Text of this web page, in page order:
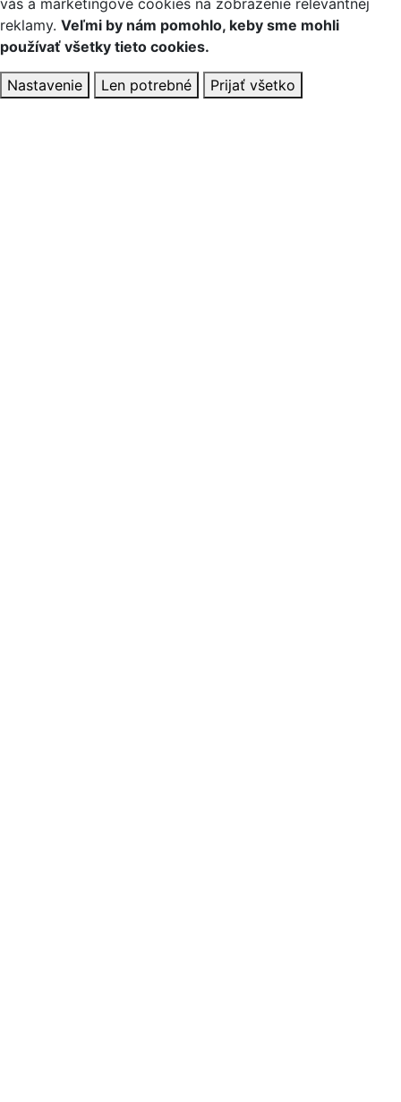
vás a marketingové cookies na zobrazenie relevantnej
reklamy. Veľmi by nám pomohlo, keby sme mohli
používať všetky tieto cookies.
Nastavenie Len potrebné Prijať všetko